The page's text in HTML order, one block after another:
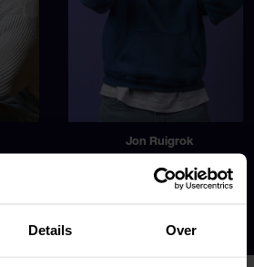
Details Over
Jon Ruigrok
MARKETING DIRECTEUR